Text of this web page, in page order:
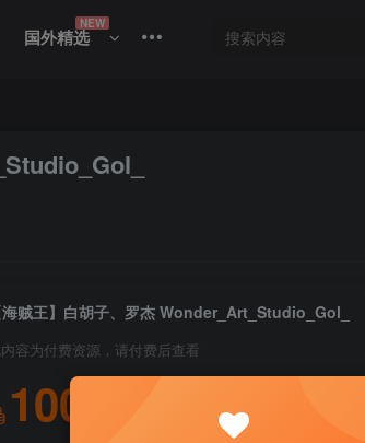
国外精选
NEW
海贼王】白胡子、罗杰 Wonder_Art_Studio_Gol_
容为付费资源，请付费后查看
100